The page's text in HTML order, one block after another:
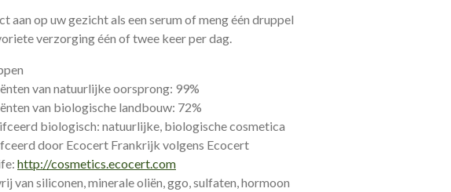
aan op uw gezicht als een serum of meng één druppel
verzorging één of twee keer per dag.
van natuurlijke oorsprong: 99%
van biologische landbouw: 72%
biologisch: natuurlijke, biologische cosmetica
door Ecocert Frankrijk volgens Ecocert
http://cosmetics.ecocert.com
van siliconen, minerale oliën, ggo, sulfaten, hormoon